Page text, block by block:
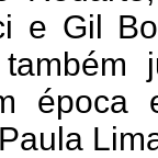
e Gil
época